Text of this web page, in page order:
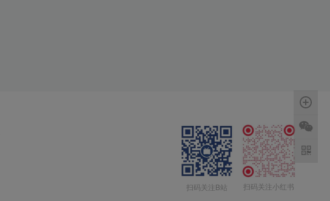
扫码关注B站 扫码关注小红书